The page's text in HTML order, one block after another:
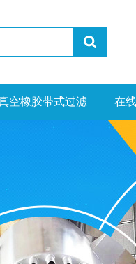
空橡胶带式过滤 在